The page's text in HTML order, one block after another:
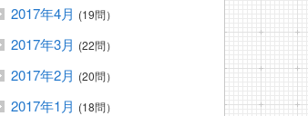
2017年4月 (19問）
2017年3月 (22問）
2017年2月 (20問）
2017年1月 (18問）